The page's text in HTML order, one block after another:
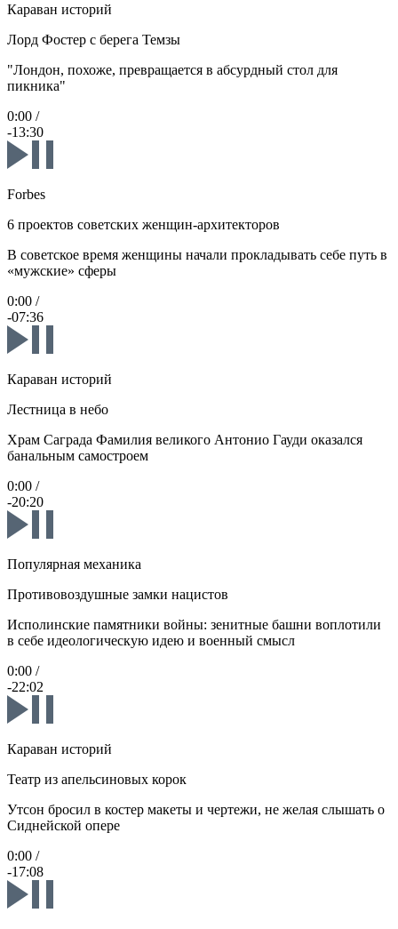
Караван историй
Лорд Фостер с берега Темзы
"Лондон, похоже, превращается в абсурдный стол для
пикника"
0:00 /
-13:30
Forbes
6 проектов советских женщин-архитекторов
В советское время женщины начали прокладывать себе путь в
«мужские» сферы
0:00 /
-07:36
Караван историй
Лестница в небо
Храм Саграда Фамилия великого Антонио Гауди оказался
банальным самостроем
0:00 /
-20:20
Популярная механика
Противовоздушные замки нацистов
Исполинские памятники войны: зенитные башни воплотили
в себе идеологическую идею и военный смысл
0:00 /
-22:02
Караван историй
Театр из апельсиновых корок
Утсон бросил в костер макеты и чертежи, не желая слышать о
Сиднейской опере
0:00 /
-17:08